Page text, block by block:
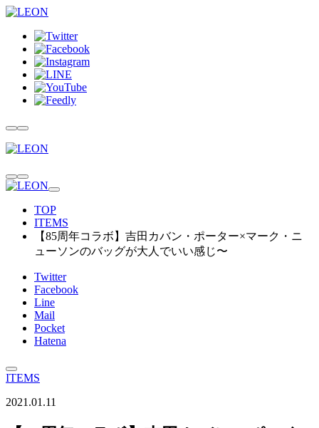
TOP
ITEMS
【85周年コラボ】吉田カバン・ポーター×マーク・ニ
ューソンのバッグが大人でいい感じ〜
Twitter
Facebook
Line
Mail
Pocket
Hatena
ITEMS
2021.01.11